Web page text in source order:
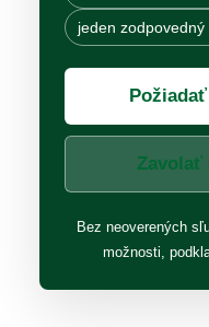
jeden zodpovedný
Zavolať
Bez neoverených
možnosti,